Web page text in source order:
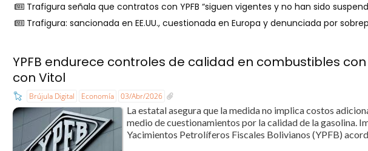
Trafigura señala que contratos con YPFB “siguen vigentes y no han sido
Trafigura: sancionada en EE.UU., cuestionada en Europa y denunciada por
YPFB endurece controles de calidad en combustibles
con Vitol
Brújula Digital Economía 03/Abr/2026
La estatal asegura que la medida no implica costos
medio de cuestionamientos por la calidad de la gasolina.
Yacimientos Petrolíferos Fiscales Bolivianos (YPFB)